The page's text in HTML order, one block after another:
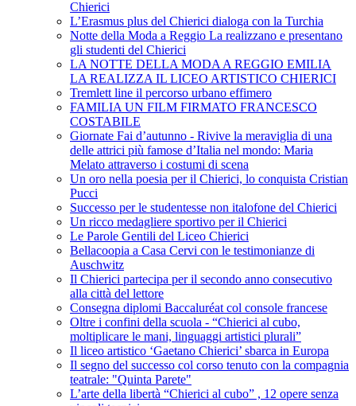
Chierici
L’Erasmus plus del Chierici dialoga con la Turchia
Notte della Moda a Reggio La realizzano e presentano
gli studenti del Chierici
LA NOTTE DELLA MODA A REGGIO EMILIA
LA REALIZZA IL LICEO ARTISTICO CHIERICI
Tremlett line il percorso urbano effimero
FAMILIA UN FILM FIRMATO FRANCESCO
COSTABILE
Giornate Fai d’autunno - Rivive la meraviglia di una
delle attrici più famose d’Italia nel mondo: Maria
Melato attraverso i costumi di scena
Un oro nella poesia per il Chierici, lo conquista Cristian
Pucci
Successo per le studentesse non italofone del Chierici
Un ricco medagliere sportivo per il Chierici
Le Parole Gentili del Liceo Chierici
Bellacoopia a Casa Cervi con le testimonianze di
Auschwitz
Il Chierici partecipa per il secondo anno consecutivo
alla città del lettore
Consegna diplomi Baccaluréat col console francese
Oltre i confini della scuola - “Chierici al cubo,
moltiplicare le mani, linguaggi artistici plurali”
Il liceo artistico ‘Gaetano Chierici’ sbarca in Europa
Il segno del successo col corso tenuto con la compagnia
teatrale: "Quinta Parete"
L’arte della libertà “Chierici al cubo” , 12 opere senza